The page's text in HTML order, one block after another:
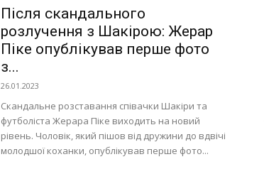
Після скандального
розлучення з Шакірою: Жерар
Піке опублікував перше фото
з...
26.01.2023
Скандальне розставання співачки Шакіри та
футболіста Жерара Піке виходить на новий
рівень. Чоловік, який пішов від дружини до вдвічі
молодшої коханки, опублікував перше фото...